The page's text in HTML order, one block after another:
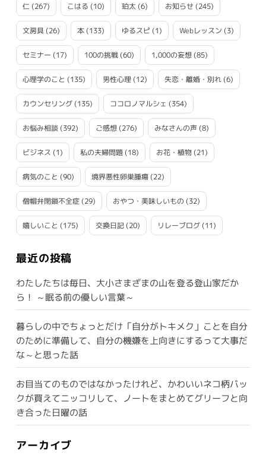
仁(267) こはる (10) 珀太 (6) お知らせ (245)
文房具(26) 本(133) ゆるスピ(1) Webレッスン (3)
セミナー (17) 100の挑戦(60) 1,000の妄想(85)
心理学のこと (135) 男性心理(12) 失恋・離婚・別れ(6)
カウンセリング(135) ココロノマルシェ (354)
お悩み相談(392) ご感想(276) みなさんの声(8)
ビジネス (1) 私の夫婦問題(18) お花・植物(21)
病気のこと (90) 境界悪性卵巣腫瘍(22)
僧帽弁閉鎖不全症(29) おやつ・美味しいもの (32)
嬉しいこと (175) 交換日記(20) リレーブログ(11)
最近の投稿
わたしたちは毎日、大小さまざまの山を登る登山家だか
ら！ ～眠る前の優しい言葉～
暮らしの中でちょっとだけ「自分がトキメク」ことを自分
のために準備して、自分の機嫌を上向きにするって大事だ
な～と思った話
お目当てのものではなかったけれど、かわいいネコ柄バッ
クが買えてニッコリして、ノートをまとめてグリーフと向
き合った日曜の話
アーカイブ